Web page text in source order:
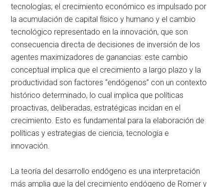
tecnologías; el crecimiento económico es impulsado por
la acumulación de capital físico y humano y el cambio
tecnológico representado en la innovación, que son
consecuencia directa de decisiones de inversión de los
agentes maximizadores de ganancias: este cambio
conceptual implica que el crecimiento a largo plazo y la
productividad son factores “endógenos” con un contexto
histórico determinado, lo cual implica que políticas
proactivas, deliberadas, estratégicas incidan en el
crecimiento. Esto es fundamental para la elaboración de
políticas y estrategias de ciencia, tecnología e
innovación.
La teoría del desarrollo endógeno es una interpretación
más amplia que la del crecimiento endógeno de Romer y